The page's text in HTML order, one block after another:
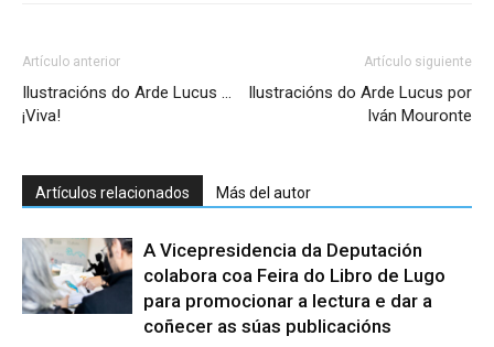
Artículo anterior
Ilustracións do Arde Lucus …
¡Viva!
Artículo siguiente
Ilustracións do Arde Lucus por
Iván Mouronte
Artículos relacionados Más del autor
A Vicepresidencia da Deputación
colabora coa Feira do Libro de Lugo
para promocionar a lectura e dar a
coñecer as súas publicacións